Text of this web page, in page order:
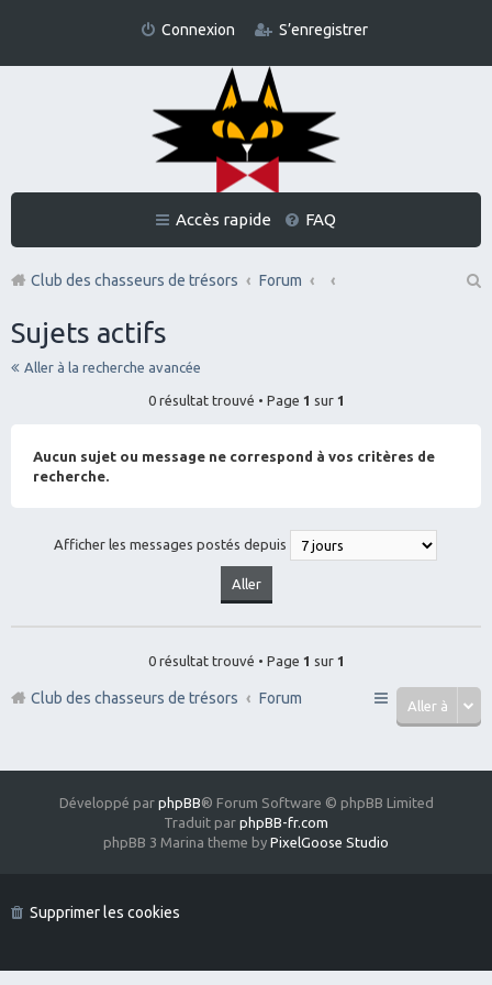
Connexion S’enregistrer
Accès rapide FAQ
Club des chasseurs de trésors
Forum
Sujets actifs
Aller à la recherche avancée
0 résultat trouvé • Page 1 sur 1
Aucun sujet ou message ne correspond à vos critères de
recherche.
Afficher les messages postés depuis
0 résultat trouvé • Page 1 sur 1
Aller à
Club des chasseurs de trésors Forum
Développé par phpBB® Forum Software © phpBB Limited
Traduit par phpBB-fr.com
phpBB 3 Marina theme by PixelGoose Studio
Supprimer les cookies